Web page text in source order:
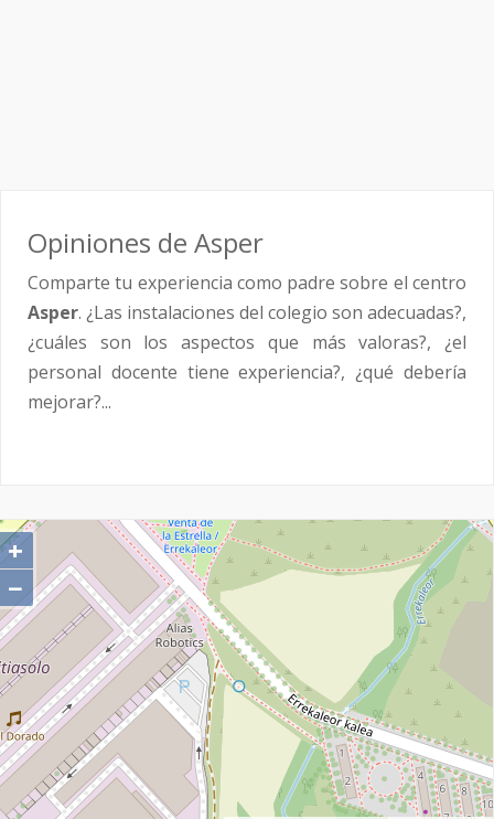
Opiniones de Asper
Comparte tu experiencia como padre sobre el centro
Asper. ¿Las instalaciones del colegio son adecuadas?,
¿cuáles son los aspectos que más valoras?, ¿el
personal docente tiene experiencia?, ¿qué debería
mejorar?...
+
−